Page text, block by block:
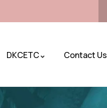
DKCETC Contact Us